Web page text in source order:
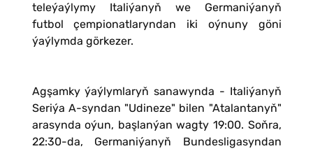
teleýaýlymy Italiýanyň we Germaniýanyň
futbol çempionatlaryndan iki oýnuny göni
ýaýlymda görkezer.
Agşamky ýaýlymlaryň sanawynda - Italiýanyň
Seriýa A-syndan "Udineze" bilen "Atalantanyň"
arasynda oýun, başlanýan wagty 19:00. Soňra,
22:30-da, Germaniýanyň Bundesligasyndan